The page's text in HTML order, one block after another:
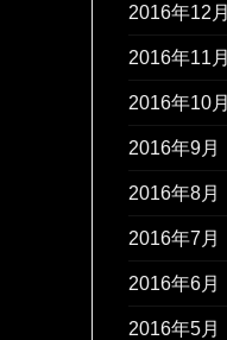
2016年12月
2016年11月
2016年10月
2016年9月
2016年8月
2016年7月
2016年6月
2016年5月